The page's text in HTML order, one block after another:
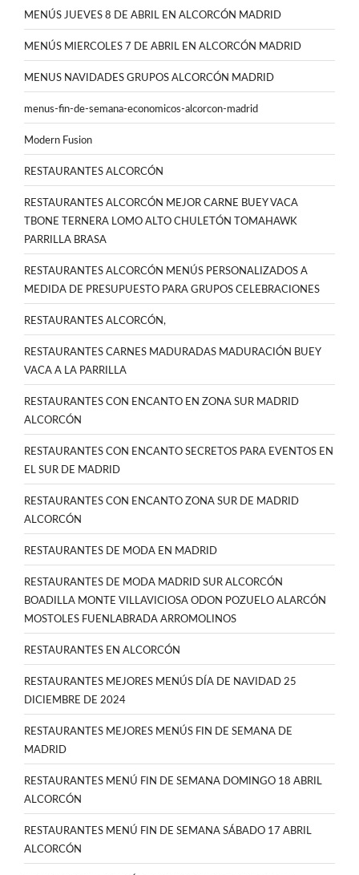
MENÚS JUEVES 8 DE ABRIL EN ALCORCÓN MADRID
MENÚS MIERCOLES 7 DE ABRIL EN ALCORCÓN MADRID
MENUS NAVIDADES GRUPOS ALCORCÓN MADRID
menus-fin-de-semana-economicos-alcorcon-madrid
Modern Fusion
RESTAURANTES ALCORCÓN
RESTAURANTES ALCORCÓN MEJOR CARNE BUEY VACA
TBONE TERNERA LOMO ALTO CHULETÓN TOMAHAWK
PARRILLA BRASA
RESTAURANTES ALCORCÓN MENÚS PERSONALIZADOS A
MEDIDA DE PRESUPUESTO PARA GRUPOS CELEBRACIONES
RESTAURANTES ALCORCÓN,
RESTAURANTES CARNES MADURADAS MADURACIÓN BUEY
VACA A LA PARRILLA
RESTAURANTES CON ENCANTO EN ZONA SUR MADRID
ALCORCÓN
RESTAURANTES CON ENCANTO SECRETOS PARA EVENTOS EN
EL SUR DE MADRID
RESTAURANTES CON ENCANTO ZONA SUR DE MADRID
ALCORCÓN
RESTAURANTES DE MODA EN MADRID
RESTAURANTES DE MODA MADRID SUR ALCORCÓN
BOADILLA MONTE VILLAVICIOSA ODON POZUELO ALARCÓN
MOSTOLES FUENLABRADA ARROMOLINOS
RESTAURANTES EN ALCORCÓN
RESTAURANTES MEJORES MENÚS DÍA DE NAVIDAD 25
DICIEMBRE DE 2024
RESTAURANTES MEJORES MENÚS FIN DE SEMANA DE
MADRID
RESTAURANTES MENÚ FIN DE SEMANA DOMINGO 18 ABRIL
ALCORCÓN
RESTAURANTES MENÚ FIN DE SEMANA SÁBADO 17 ABRIL
ALCORCÓN